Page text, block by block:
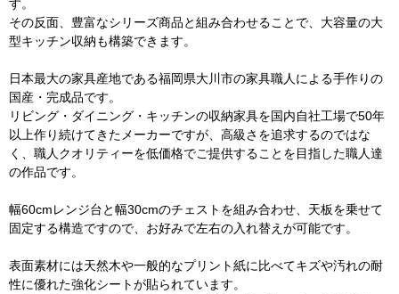
す。
その反面、豊富なシリーズ商品と組み合わせることで、大容量の大
型キッチン収納も構築できます。
日本最大の家具産地である福岡県大川市の家具職人による手作りの
国産・完成品です。
リビング・ダイニング・キッチンの収納家具を国内自社工場で50年
以上作り続けてきたメーカーですが、高級さを追求するのではな
く、職人クオリティーを低価格でご提供することを目指した職人達
の作品です。
幅60cmレンジ台と幅30cmのチェストを組み合わせ、天板を乗せて
固定する構造ですので、お好みで左右の入れ替えが可能です。
表面素材には天然木や一般的なプリント紙に比べてキズや汚れの耐
性に優れた強化シートが貼られています。